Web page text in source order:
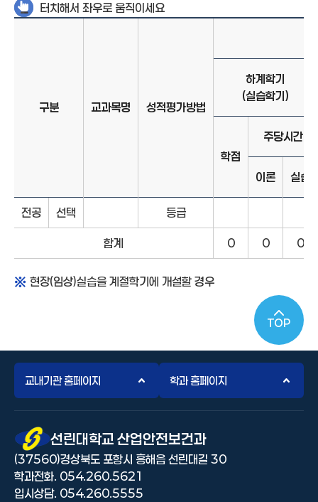
터치해서 좌우로 움직이세요
2025학년도 산업안전보건과 교육과정표 학년학기별 과목, 구분,
구분 교과목명 성적평가방법
하계학기
(실습학기)
학점
주당시간
이론 실습
전공 선택 등급
합계 0 0 0
현장(임상)실습을 계절학기에 개설할 경우
TOP
교내기관 홈페이지 학과 홈페이지
선린대 로고선린대학교 산업안전보건과
(37560)경상북도 포항시 흥해읍 선린대길 30
학과전화. 054.260.5621
입시상담. 054.260.5555